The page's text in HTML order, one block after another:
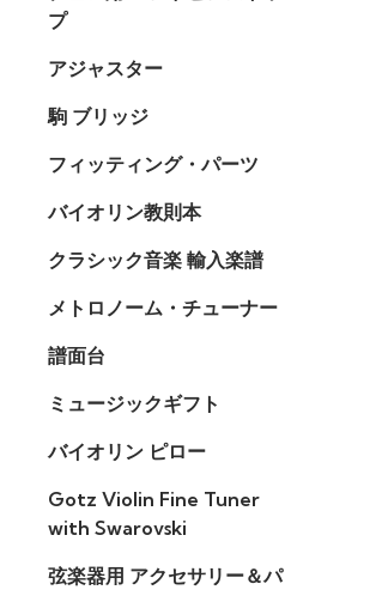
プ
アジャスター
駒 ブリッジ
フィッティング・パーツ
バイオリン教則本
クラシック音楽 輸入楽譜
メトロノーム・チューナー
譜面台
ミュージックギフト
バイオリン ピロー
Gotz Violin Fine Tuner
with Swarovski
弦楽器用 アクセサリー＆パ